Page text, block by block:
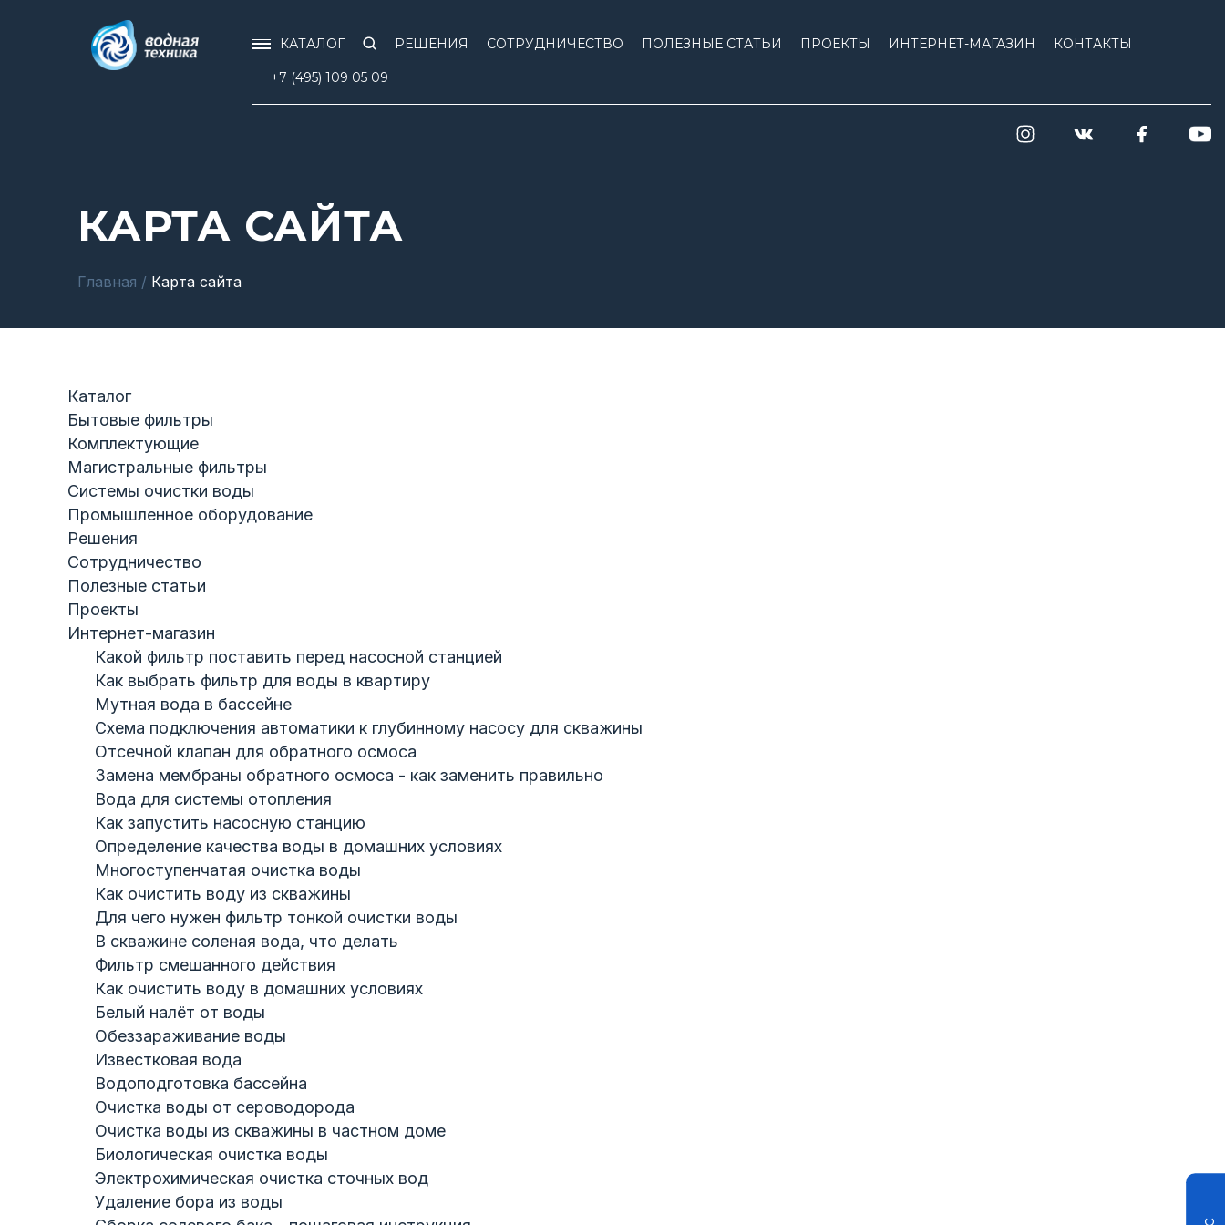
КАТАЛОГ РЕШЕНИЯ СОТРУДНИЧЕСТВО ПОЛЕЗНЫЕ СТАТЬИ ПРОЕКТЫ ИНТЕРНЕТ-МАГАЗИН КОНТАКТЫ
+7 (495) 109 05 09
КАРТА САЙТА
Главная / Карта сайта
Каталог
Бытовые фильтры
Комплектующие
Магистральные фильтры
Системы очистки воды
Промышленное оборудование
Решения
Сотрудничество
Полезные статьи
Проекты
Интернет-магазин
Какой фильтр поставить перед насосной станцией
Как выбрать фильтр для воды в квартиру
Мутная вода в бассейне
Схема подключения автоматики к глубинному насосу для скважины
Отсечной клапан для обратного осмоса
Замена мембраны обратного осмоса - как заменить правильно
Вода для системы отопления
Как запустить насосную станцию
Определение качества воды в домашних условиях
Многоступенчатая очистка воды
Как очистить воду из скважины
Для чего нужен фильтр тонкой очистки воды
В скважине соленая вода, что делать
Фильтр смешанного действия
Как очистить воду в домашних условиях
Белый налёт от воды
Обеззараживание воды
Известковая вода
Водоподготовка бассейна
Очистка воды от сероводорода
Очистка воды из скважины в частном доме
Биологическая очистка воды
Электрохимическая очистка сточных вод
Удаление бора из воды